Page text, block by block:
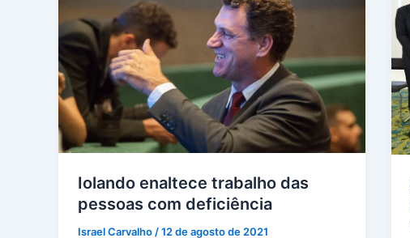
Iolando enaltece trabalho das
pessoas com deficiência
Israel Carvalho/12 de agosto de 2021